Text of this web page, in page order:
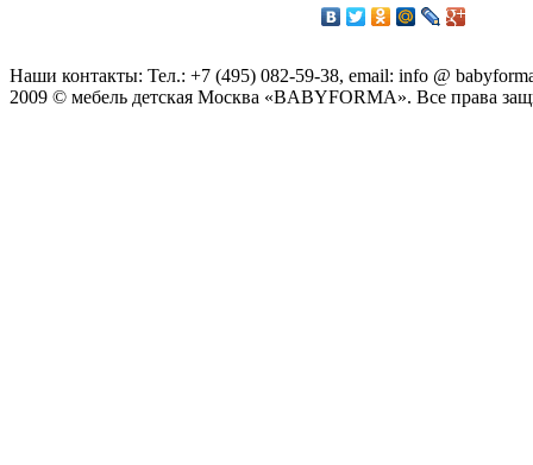
Наши контакты: Тел.: +7 (495) 082-59-38, email: info @
2009 © мебель детская Москва «BABYFORMA». Все права